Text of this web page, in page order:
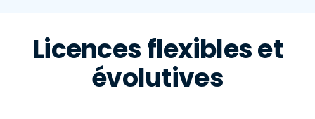
Licences flexibles et
évolutives